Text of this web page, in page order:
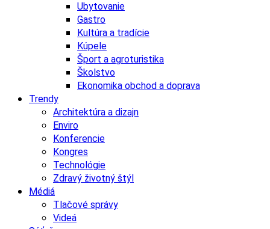
Ubytovanie
Gastro
Kultúra a tradície
Kúpele
Šport a agroturistika
Školstvo
Ekonomika obchod a doprava
Trendy
Architektúra a dizajn
Enviro
Konferencie
Kongres
Technológie
Zdravý životný štýl
Médiá
Tlačové správy
Videá